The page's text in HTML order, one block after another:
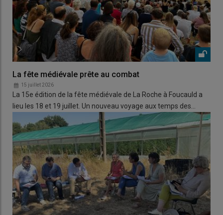
La fête médiévale prête au combat
15 juillet 2026
La 15e édition de la fête médiévale de La Roche à Foucauld a
lieu les 18 et 19 juillet. Un nouveau voyage aux temps des…